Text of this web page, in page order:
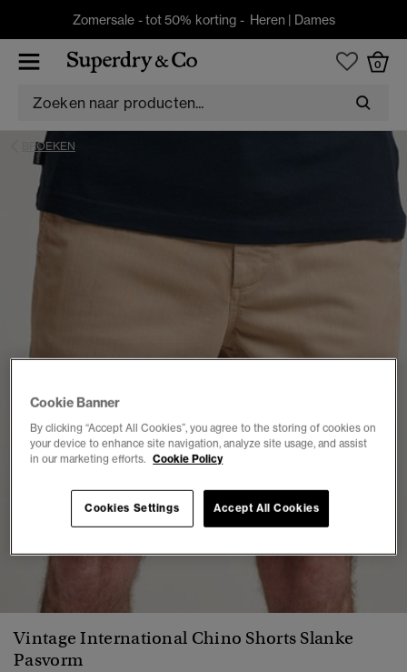
Zomersale - tot 50% korting - Heren | Dames
0
BROEKEN
1 2 3 4 5
Vintage International Chino Shorts Slanke
Pasvorm
Cookie Banner
By clicking “Accept All Cookies”, you agree to the storing of cookies on
your device to enhance site navigation, analyze site usage, and assist
in our marketing efforts. Cookie Policy
Cookies Settings Accept All Cookies